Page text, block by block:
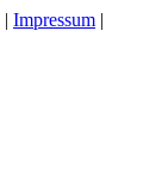
| Impressum |